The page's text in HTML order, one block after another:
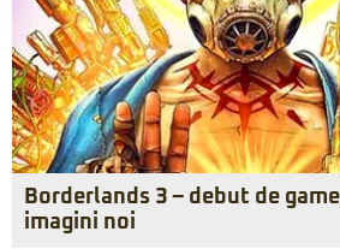
Borderlands 3 – debut de
imagini noi